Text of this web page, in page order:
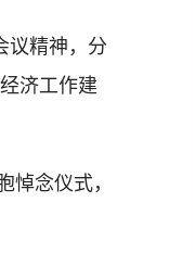
精神，分
济工作建
念仪式，